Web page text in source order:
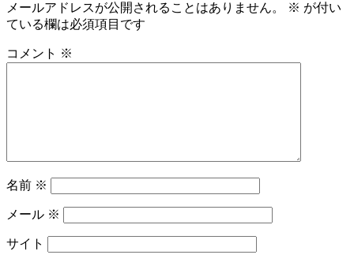
メールアドレスが公開されることはありません。 ※ が付い
ている欄は必須項目です
コメント ※
名前 ※
メール ※
サイト